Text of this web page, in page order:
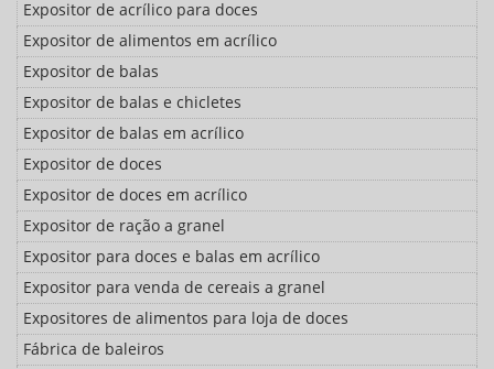
Expositor de acrílico para doces
Expositor de alimentos em acrílico
Expositor de balas
Expositor de balas e chicletes
Expositor de balas em acrílico
Expositor de doces
Expositor de doces em acrílico
Expositor de ração a granel
Expositor para doces e balas em acrílico
Expositor para venda de cereais a granel
Expositores de alimentos para loja de doces
Fábrica de baleiros